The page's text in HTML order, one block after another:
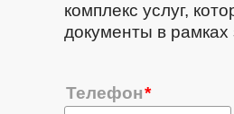
комплекс услуг,
документы в рамках
Телефон